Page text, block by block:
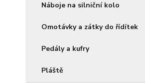
Náboje na silniční kolo
Omotávky a zátky do řídítek
Pedály a kufry
Pláště